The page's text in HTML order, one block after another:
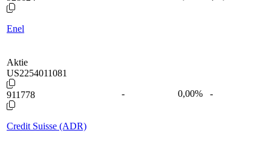
Enel
Aktie
US2254011081
911778
Credit Suisse (ADR)
- 0,00% -